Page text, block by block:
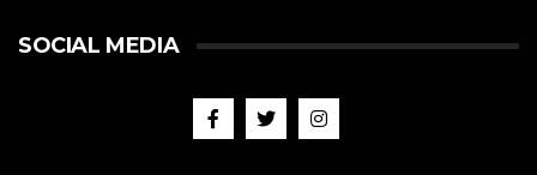
SOCIAL MEDIA